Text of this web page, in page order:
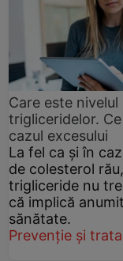
Care este nivelul
trigliceridelor.
cazul excesului
La fel ca şi în
de colesterol
trigliceride nu
că implică
sănătate.
Prevenție și